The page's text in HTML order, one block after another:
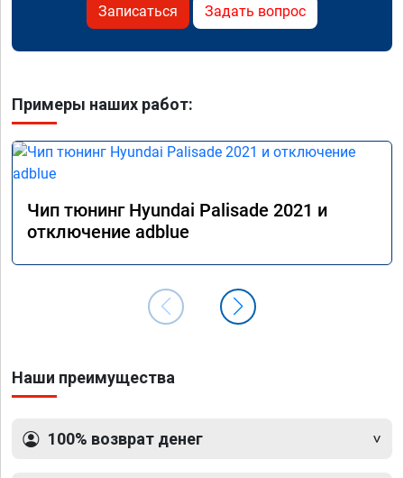
Записаться Задать вопрос
Примеры наших работ:
Чип тюнинг Hyundai Palisade 2021 и
отключение adblue
Наши преимущества
100% возврат денег